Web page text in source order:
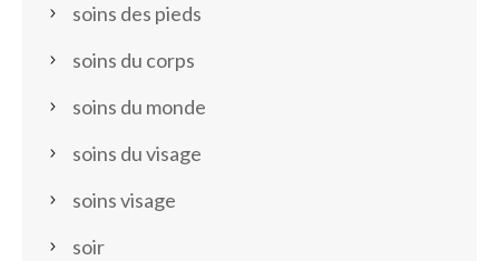
soins des pieds
soins du corps
soins du monde
soins du visage
soins visage
soir